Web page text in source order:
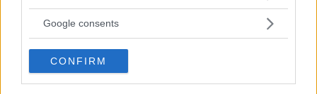
not limited to your visit or usage behaviour. You may click to
use your data for below specified purposes in below Google
consent section.
Google consents
CONFIRM
VINI CONSIGLIATI
ALTO ADIGE VALLE ISARCO TRAMINER
AROMATICO
GOLFO DEL TIGULLIO BIANCO
FERMO/FRIZZANTE